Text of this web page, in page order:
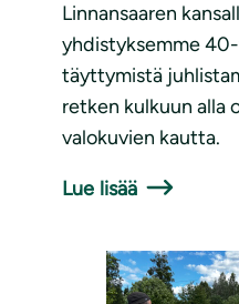
Linnansaaren
yhdistyksemme
täyttymistä
retken kulkuun alla
valokuvien kautta.
Lue lisää